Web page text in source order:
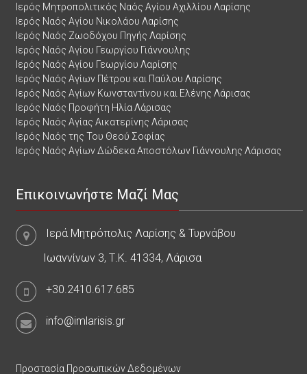
Ιερός Μητροπολιτικός Ναός Αγίου Αχιλλίου Λαρίσης
Ιερός Ναός Αγίου Νικολάου Λαρίσης
Ιερός Ναός Ζωοδόχου Πηγής Λαρίσης
Ιερός Ναός Αγίου Γεωργίου Γιάννουλης
Ιερός Ναός Αγίου Γεωργίου Λαρίσης
Ιερός Ναός Αγίων Πέτρου και Παύλου Λαρίσης
Ιερός Ναός Αγίων Κωνσταντίνου και Ελένης Λάρισας
Ιερός Ναός Προφήτη Ηλία Λάρισας
Ιερός Ναός Αγίας Αικατερίνης Λάρισας
Ιερός Ναός της Του Θεού Σοφίας
Ιερός Ναός Αγίων Δώδεκα Αποστόλων Γιάννουλης Λάρισας
Επικοινωνήστε Μαζί Μας
Ιερά Μητρόπολις Λαρίσης & Τυρνάβου
Ιωαννίνων 3, Τ.Κ. 41334, Λάρισα
+30.2410.617.685
info@imlarisis.gr
Προστασία Προσωπικών Δεδομένων